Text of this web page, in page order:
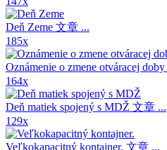
Deň Zeme 文章 ...
185x
Oznámenie o zmene otváracej
164x
Deň matiek spojený s MDŽ 文章 ...
129x
Veľkokapacitný kontajner. 文章 ...